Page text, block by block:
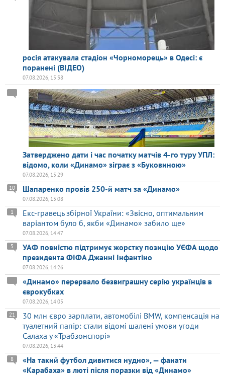
росія атакувала стадіон «Чорноморець» в Одесі: є
поранені (ВІДЕО)
07.08.2026, 15:38
Затверджено дати і час початку матчів 4-го туру УПЛ:
відомо, коли «Динамо» зіграє з «Буковиною»
07.08.2026, 15:29
Шапаренко провів 250-й матч за «Динамо»
10
07.08.2026, 15:08
Екс-гравець збірної України: «Звісно, оптимальним
варіантом було б, якби «Динамо» забило ще»
1
07.08.2026, 14:47
УАФ повністю підтримує жорстку позицію УЄФА щодо
президента ФІФА Джанні Інфантіно
5
07.08.2026, 14:26
«Динамо» перервало безвиграшну серію українців в
єврокубках
07.08.2026, 14:05
30 млн євро зарплати, автомобілі BMW, компенсація на
туалетний папір: стали відомі шалені умови угоди
Салаха у «Трабзонспорі»
21
07.08.2026, 13:44
«На такий футбол дивитися нудно», — фанати
«Карабаха» в люті після поразки від «Динамо»
8